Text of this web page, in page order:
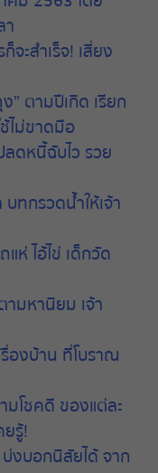
จะสำเร็จ! เสี่ยง
” ตามปีเกิด เรียก
ไม่ขาดมือ
ดหนี้ฉับไว รวย
ทกรวดน้ำให้เจ้า
ห่ ไอ้ไข่ เด็กวัด
ามหานิยม เจ้า
องบ้าน ที่โบราณ
โชคดี ของแต่ละ
รู้!
งบอกนิสัยได้ จาก